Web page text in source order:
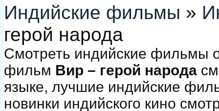
Индийские фильмы »
герой народа
Смотреть индийские фильмы
фильм Вир – герой народа
языке, лучшие индийские
новинки индийского кино